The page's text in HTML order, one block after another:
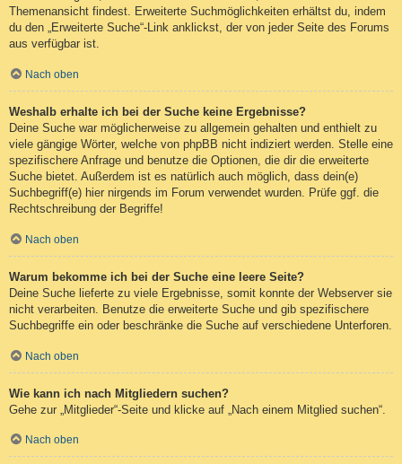
Themenansicht findest. Erweiterte Suchmöglichkeiten erhältst du, indem
du den „Erweiterte Suche“-Link anklickst, der von jeder Seite des Forums
aus verfügbar ist.
Nach oben
Weshalb erhalte ich bei der Suche keine Ergebnisse?
Deine Suche war möglicherweise zu allgemein gehalten und enthielt zu
viele gängige Wörter, welche von phpBB nicht indiziert werden. Stelle eine
spezifischere Anfrage und benutze die Optionen, die dir die erweiterte
Suche bietet. Außerdem ist es natürlich auch möglich, dass dein(e)
Suchbegriff(e) hier nirgends im Forum verwendet wurden. Prüfe ggf. die
Rechtschreibung der Begriffe!
Nach oben
Warum bekomme ich bei der Suche eine leere Seite?
Deine Suche lieferte zu viele Ergebnisse, somit konnte der Webserver sie
nicht verarbeiten. Benutze die erweiterte Suche und gib spezifischere
Suchbegriffe ein oder beschränke die Suche auf verschiedene Unterforen.
Nach oben
Wie kann ich nach Mitgliedern suchen?
Gehe zur „Mitglieder“-Seite und klicke auf „Nach einem Mitglied suchen“.
Nach oben